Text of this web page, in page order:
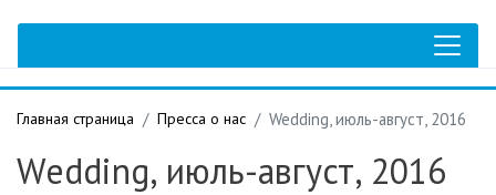
Главная страница Пресса о нас Wedding, июль-август, 2016
Wedding, июль-август, 2016